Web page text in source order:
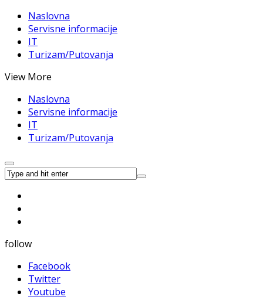
Naslovna
Servisne informacije
IT
Turizam/Putovanja
View More
Naslovna
Servisne informacije
IT
Turizam/Putovanja
follow
Facebook
Twitter
Youtube